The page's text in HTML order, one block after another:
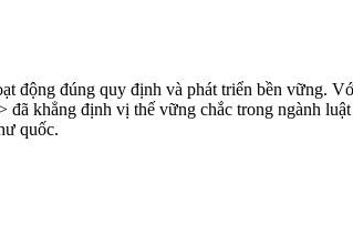
động đúng quy định và phát triển bền vững.
khẳng định vị thế vững chắc trong ngành
quốc.